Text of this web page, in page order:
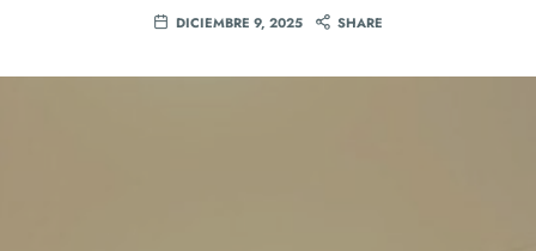
DICIEMBRE 9, 2025 SHARE